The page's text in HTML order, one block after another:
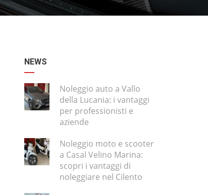
NEWS
Noleggio auto a Vallo
della Lucania: i vantaggi
per professionisti e
aziende
Noleggio moto e scooter
a Casal Velino Marina:
scopri i vantaggi di
noleggiare nel Cilento